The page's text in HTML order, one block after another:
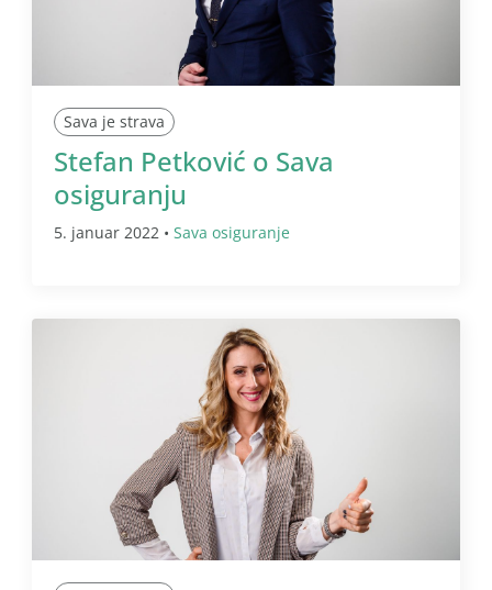
Sava je strava
Stefan Petković o Sava
osiguranju
5. januar 2022 • Sava osiguranje